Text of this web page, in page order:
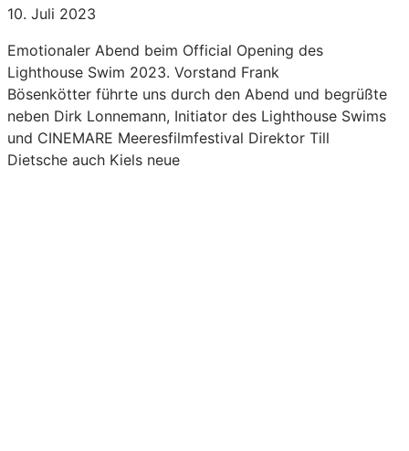
10. Juli 2023
Emotionaler Abend beim Official Opening des
Lighthouse Swim 2023. Vorstand Frank
Bösenkötter führte uns durch den Abend und begrüßte
neben Dirk Lonnemann, Initiator des Lighthouse Swims
und CINEMARE Meeresfilmfestival Direktor Till
Dietsche auch Kiels neue